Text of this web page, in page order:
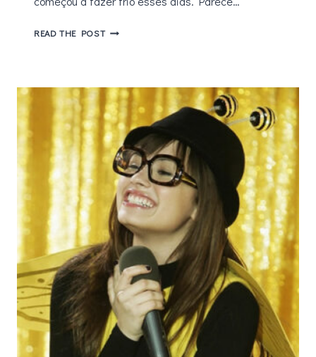
READ THE POSTDISNEY
EXIBE
SÉRIES
ANTIGAS